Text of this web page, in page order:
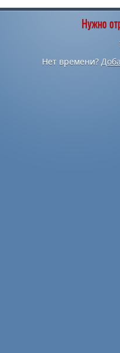
Нужно
Нет времени?